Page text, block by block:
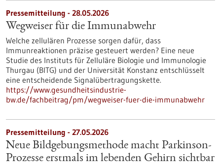
Pressemitteilung - 28.05.2026
Wegweiser für die Immunabwehr
Welche zellulären Prozesse sorgen dafür, dass
Immunreaktionen präzise gesteuert werden? Eine neue
Studie des Instituts für Zelluläre Biologie und Immunologie
Thurgau (BITG) und der Universität Konstanz entschlüsselt
eine entscheidende Signalübertragungskette.
https://www.gesundheitsindustrie-
bw.de/fachbeitrag/pm/wegweiser-fuer-die-immunabwehr
Pressemitteilung - 27.05.2026
Neue Bildgebungsmethode macht Parkinson-
Prozesse erstmals im lebenden Gehirn sichtbar